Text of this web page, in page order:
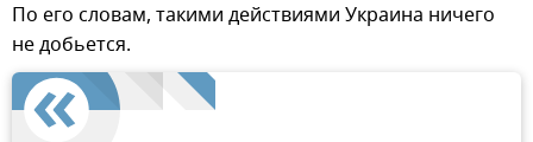
По его словам, такими действиями Украина ничего
не добьется.